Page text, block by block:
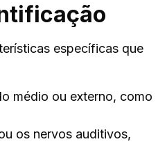
específicas que
médio ou externo, como
os nervos auditivos,